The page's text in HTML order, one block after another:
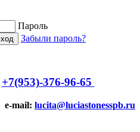
Пароль
Забыли пароль?
+7(953)-376-96-65
e-mail: lucita@luciastonesspb.ru